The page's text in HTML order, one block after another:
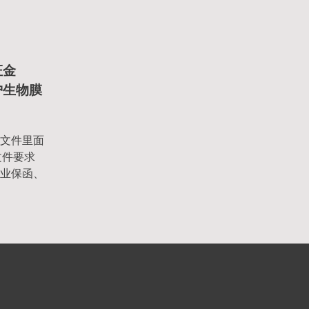
金
物膜
件里面
要求
保函、